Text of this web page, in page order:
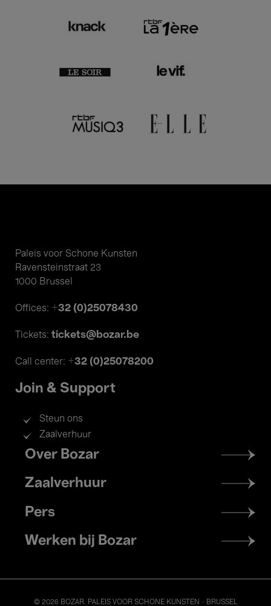
Paleis voor Schone Kunsten
Ravensteinstraat 23
1000 Brussel
Offices: +32 (0)25078430
Tickets: tickets@bozar.be
Call center: +32 (0)25078200
Join & Support
Steun ons
Zaalverhuur
Footer
menu
Over Bozar
Zaalverhuur
Pers
Werken bij Bozar
© 2026 BOZAR. PALEIS VOOR SCHONE KUNSTEN - BRUSSEL